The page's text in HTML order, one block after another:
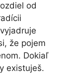
od
že pojem
Dokiaľ
existuješ.